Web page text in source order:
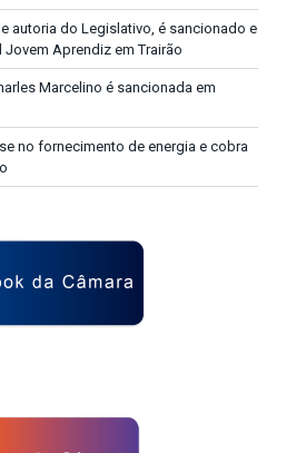
autoria do Legislativo, é sancionado e
Aprendiz em Trairão
Marcelino é sancionada em
no fornecimento de energia e cobra